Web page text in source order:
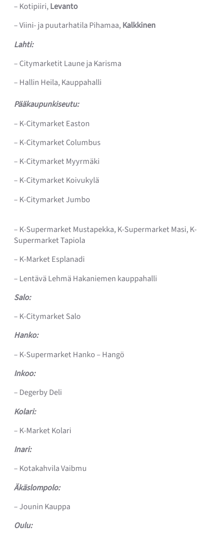
– Kotipiiri,Levanto
– Viini- ja puutarhatila Pihamaa,Kalkkinen
Lahti:
– Citymarketit Laune ja Karisma
– Hallin Heila, Kauppahalli
Pääkaupunkiseutu:
– K-Citymarket Easton
– K-Citymarket Columbus
– K-Citymarket Myyrmäki
– K-Citymarket Koivukylä
– K-Citymarket Jumbo
– K-Supermarket Mustapekka, K-Supermarket Masi, K-
Supermarket Tapiola
– K-Market Esplanadi
– Lentävä Lehmä Hakaniemen kauppahalli
Salo:
– K-Citymarket Salo
Hanko:
– K-Supermarket Hanko – Hangö
Inkoo:
– Degerby Deli
Kolari:
– K-Market Kolari
Inari:
– Kotakahvila Vaibmu
Äkäslompolo:
– Jounin Kauppa
Oulu: